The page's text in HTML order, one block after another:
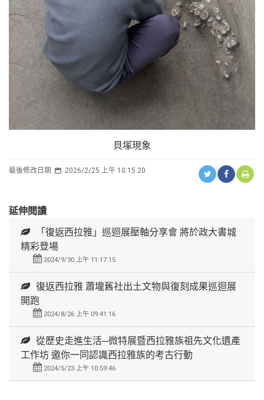
貝塚現象
最後修改日期 2026/2/25 上午 10:15:20
延伸閱讀
「復返西拉雅」巡迴展壓軸分享會 將於政大書城
精彩登場
2024/9/30 上午 11:17:15
復返西拉雅 蕭壠舊社出土文物與復刻成果巡迴展
開跑
2024/8/26 上午 09:41:16
從歷史走進生活─微特展暨西拉雅族祖先文化遺產
工作坊 邀你一同認識西拉雅族的考古行動
2024/5/23 上午 10:59:46